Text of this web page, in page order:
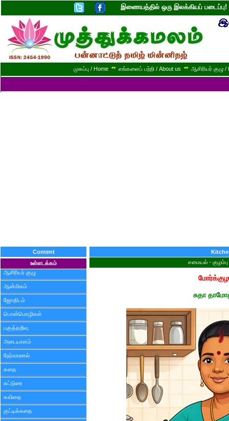
இணையத்தில் ஒரு இலக்கியப்
முகப்பு / Home ** எங்களைப் பற்றி / About us ** ஆசிரியர் குழு
Content
உள்ளடக்கம்
ஆசிரியர் குழு
ஆன்மிகம்
ஜோதிடம்
பொன்மொழிகள்
பகுத்தறிவு
அடையாளம்
நேர்காணல்
கதை
கட்டுரை
கவிதை
குட்டிக்கதை
சமையல் - குழம்பு
சுதா